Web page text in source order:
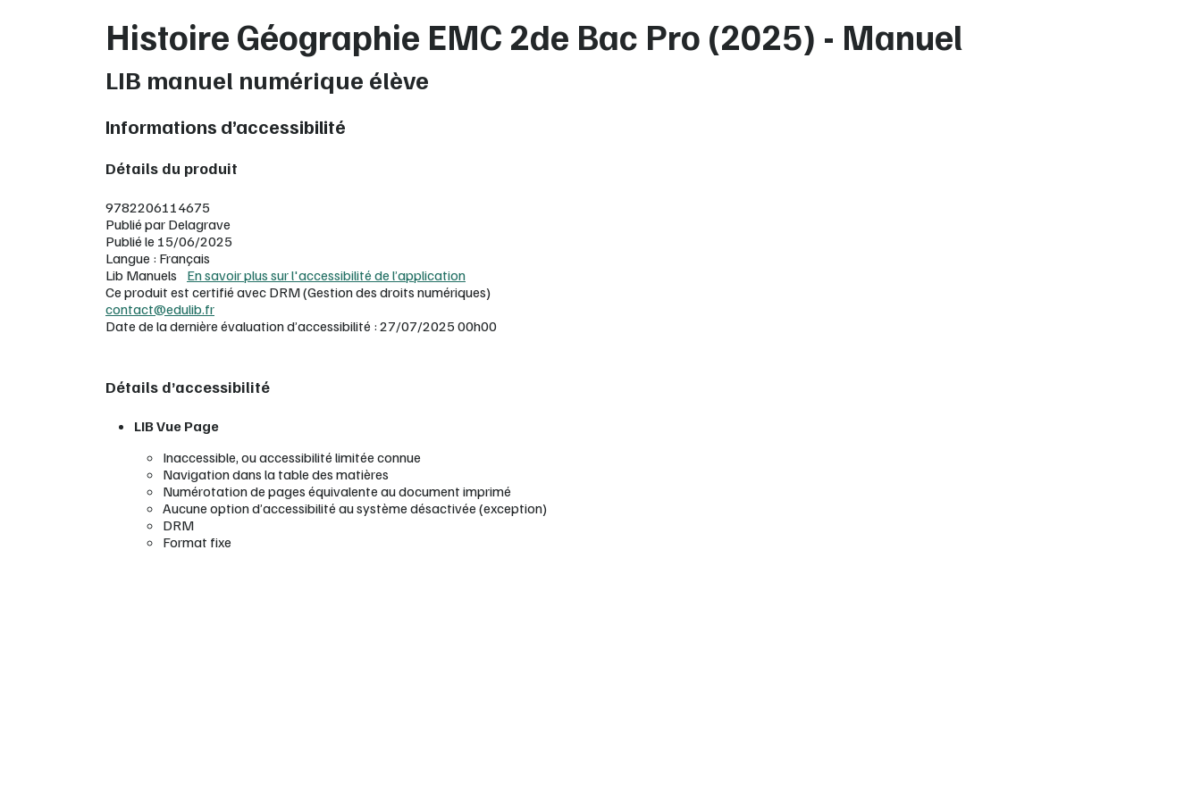
Histoire Géographie EMC 2de Bac Pro (2025) - Manuel
LIB manuel numérique élève
Informations d’accessibilité
Détails du produit
9782206114675
Publié par Delagrave
Publié le 15/06/2025
Langue : Français
Lib Manuels
En savoir plus sur l'accessibilité de l’application
Ce produit est certifié avec DRM (Gestion des droits numériques)
contact@edulib.fr
Date de la dernière évaluation d’accessibilité : 27/07/2025 00h00
Détails d’accessibilité
LIB Vue Page
Inaccessible, ou accessibilité limitée connue
Navigation dans la table des matières
Numérotation de pages équivalente au document imprimé
Aucune option d’accessibilité au système désactivée (exception)
DRM
Format fixe